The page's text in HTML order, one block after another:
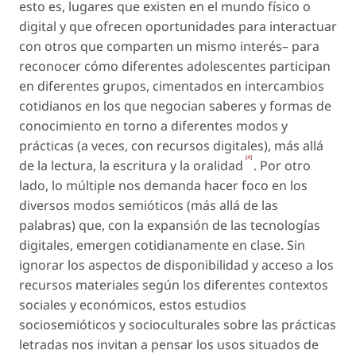
esto es, lugares que existen en el mundo físico o
digital y que ofrecen oportunidades para interactuar
con otros que comparten un mismo interés– para
reconocer cómo diferentes adolescentes participan
en diferentes grupos, cimentados en intercambios
cotidianos en los que negocian saberes y formas de
conocimiento en torno a diferentes modos y
prácticas (a veces, con recursos digitales), más allá
de la lectura, la escritura y la oralidad [4] . Por otro
lado, lo múltiple nos demanda hacer foco en los
diversos modos semióticos (más allá de las
palabras) que, con la expansión de las tecnologías
digitales, emergen cotidianamente en clase. Sin
ignorar los aspectos de disponibilidad y acceso a los
recursos materiales según los diferentes contextos
sociales y económicos, estos estudios
sociosemióticos y socioculturales sobre las prácticas
letradas nos invitan a pensar los usos situados de